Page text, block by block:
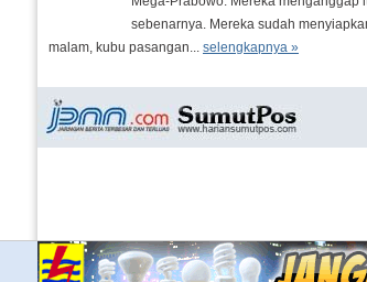
sebenarnya. Mereka sudah
malam, kubu pasangan... selengkapnya »